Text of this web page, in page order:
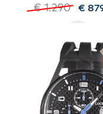
€ 1.290 €